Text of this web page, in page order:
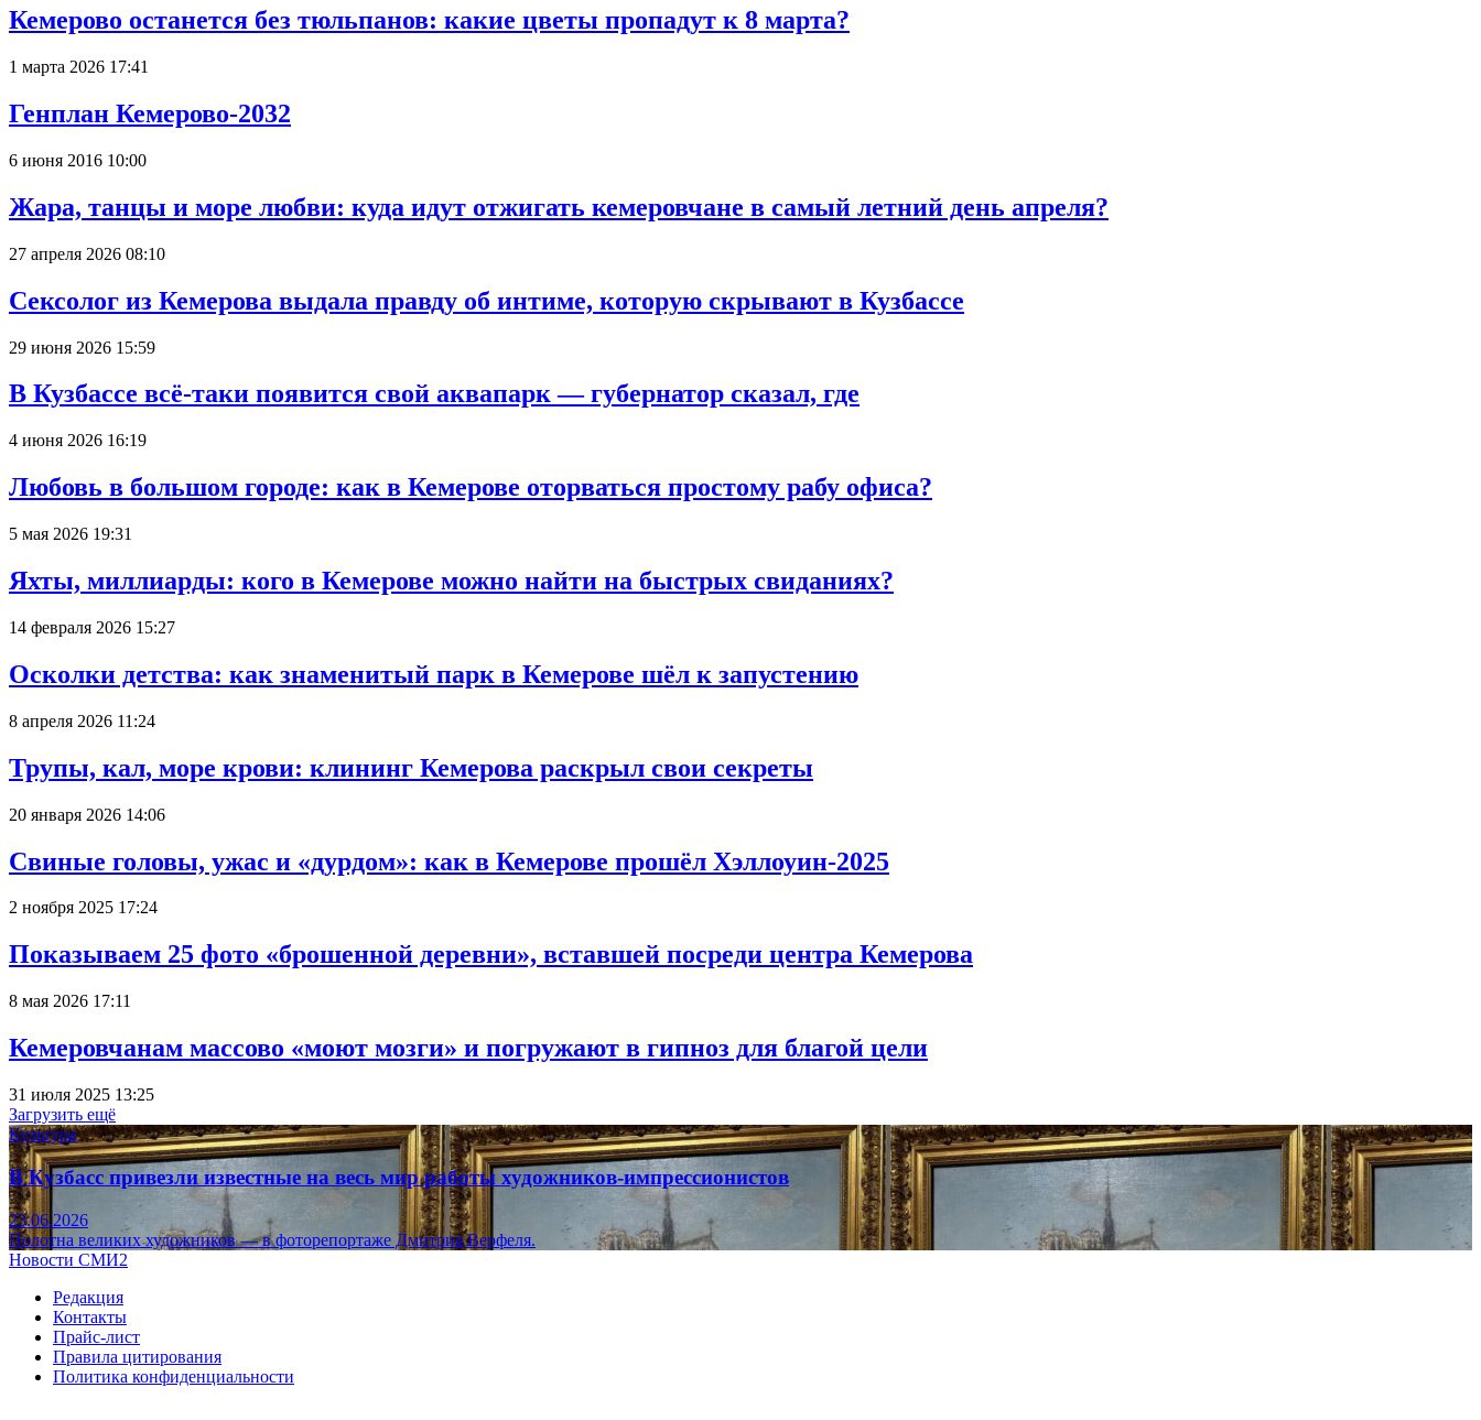
Кемерово останется без тюльпанов: какие цветы пропадут к 8 марта?
1 марта 2026 17:41
Генплан Кемерово-2032
6 июня 2016 10:00
Жара, танцы и море любви: куда идут отжигать кемеровчане в самый летний день апреля?
27 апреля 2026 08:10
Сексолог из Кемерова выдала правду об интиме, которую скрывают в Кузбассе
29 июня 2026 15:59
В Кузбассе всё-таки появится свой аквапарк — губернатор сказал, где
4 июня 2026 16:19
Любовь в большом городе: как в Кемерове оторваться простому рабу офиса?
5 мая 2026 19:31
Яхты, миллиарды: кого в Кемерове можно найти на быстрых свиданиях?
14 февраля 2026 15:27
Осколки детства: как знаменитый парк в Кемерове шёл к запустению
8 апреля 2026 11:24
Трупы, кал, море крови: клининг Кемерова раскрыл свои секреты
20 января 2026 14:06
Свиные головы, ужас и «дурдом»: как в Кемерове прошёл Хэллоуин-2025
2 ноября 2025 17:24
Показываем 25 фото «брошенной деревни», вставшей посреди центра Кемерова
8 мая 2026 17:11
Кемеровчанам массово «моют мозги» и погружают в гипноз для благой цели
31 июля 2025 13:25
Загрузить ещё
Культура
В Кузбасс привезли известные на весь мир работы художников-импрессионистов
23.06.2026
Полотна великих художников — в фоторепортаже Дмитрия Верфеля.
Новости СМИ2
Редакция
Контакты
Прайс-лист
Правила цитирования
Политика конфиденциальности